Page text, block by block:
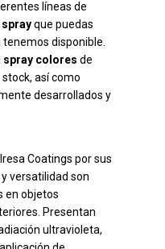
líneas de
que puedas
disponible.
spray colores de
así como
desarrollados y
Coatings por sus
versatilidad son
en objetos
Presentan
ultravioleta,